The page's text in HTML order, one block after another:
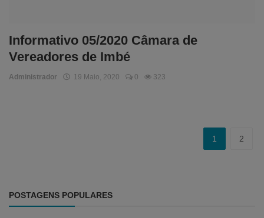
Informativo 05/2020 Câmara de
Vereadores de Imbé
Administrador 19 Maio, 2020 0 323
1 2
POSTAGENS POPULARES